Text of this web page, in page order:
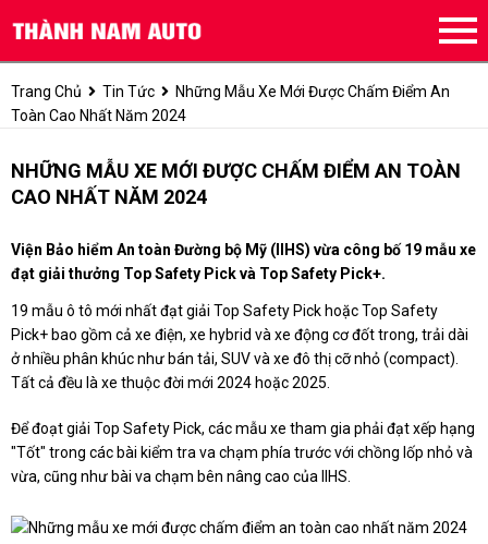
Trang Chủ Tin Tức
Những Mẫu Xe Mới Được Chấm Điểm An
Toàn Cao Nhất Năm 2024
NHỮNG MẪU XE MỚI ĐƯỢC CHẤM ĐIỂM AN TOÀN
CAO NHẤT NĂM 2024
Viện Bảo hiểm An toàn Đường bộ Mỹ (IIHS) vừa công bố 19 mẫu xe
đạt giải thưởng Top Safety Pick và Top Safety Pick+.
19 mẫu ô tô mới nhất đạt giải Top Safety Pick hoặc Top Safety
Pick+ bao gồm cả xe điện, xe hybrid và xe động cơ đốt trong, trải dài
ở nhiều phân khúc như bán tải, SUV và xe đô thị cỡ nhỏ (compact).
Tất cả đều là xe thuộc đời mới 2024 hoặc 2025.
Để đoạt giải Top Safety Pick, các mẫu xe tham gia phải đạt xếp hạng
"Tốt" trong các bài kiểm tra va chạm phía trước với chồng lốp nhỏ và
vừa, cũng như bài va chạm bên nâng cao của IIHS.